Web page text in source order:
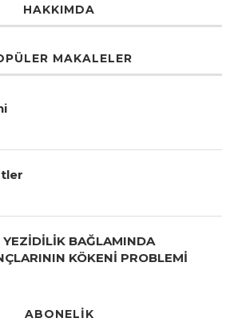
HAKKIMDA
MAKALELER
BAĞLAMINDA
KÖKENİ PROBLEMİ
ABONELIK